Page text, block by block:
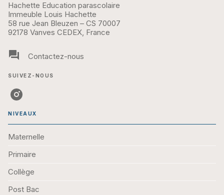
Hachette Education parascolaire
Immeuble Louis Hachette
58 rue Jean Bleuzen – CS 70007
92178 Vanves CEDEX, France
question_answer Contactez-nous
SUIVEZ-NOUS
NIVEAUX
Maternelle
Primaire
Collège
Post Bac